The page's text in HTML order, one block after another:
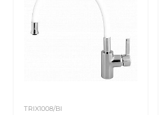
TRIX1008/BI